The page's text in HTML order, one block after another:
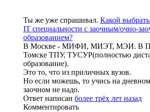
Ты же уже спрашивал. Какой
IT специальности с заочным/очно-
образованием?
В Москве - МИФИ, МИЭТ, МЭИ. В
Томске ТПУ, ТУСУР(полностью
образование).
Это то, что из приличных вузов.
Но если можешь, то учись на
заочном не надо.
Ответ написан более трёх лет назад
Комментировать